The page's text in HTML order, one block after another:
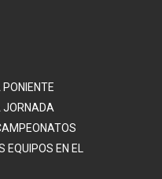
PONIENTE
JORNADA
EN EL